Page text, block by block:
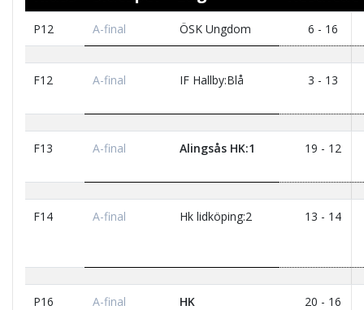
P12 A-final ÖSK Ungdom 6 - 16
F12 A-final IF Hallby:Blå 3 - 13
F13 A-final Alingsås HK:1 19 - 12
F14 A-final Hk lidköping:2 13 - 14
P16 A-final
HK
20 - 16